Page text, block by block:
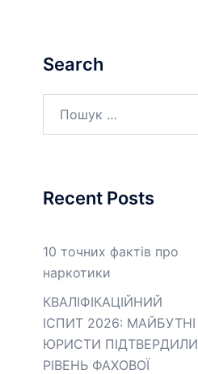
Search
Recent Posts
10 точних фактів про
наркотики
КВАЛІФІКАЦІЙНИЙ
ІСПИТ 2026: МАЙБУТНІ
ЮРИСТИ ПІДТВЕРДИЛИ
РІВЕНЬ ФАХОВОЇ